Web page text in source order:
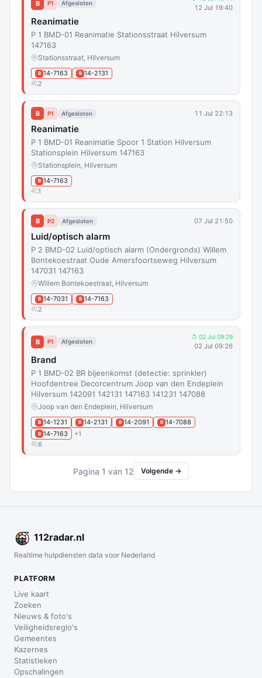
B P1 Afgesloten
12 Jul 19:40
Reanimatie
P 1 BMD-01 Reanimatie Stationsstraat Hilversum
147163
Stationsstraat, Hilversum
B 14-7163 B 14-2131
2
B P1 Afgesloten 11 Jul 22:13
Reanimatie
P 1 BMD-01 Reanimatie Spoor 1 Station Hilversum
Stationsplein Hilversum 147163
Stationsplein, Hilversum
B 14-7163
1
B P2 Afgesloten 07 Jul 21:50
Luid/optisch alarm
P 2 BMD-02 Luid/optisch alarm (Ondergronds) Willem
Bontekoestraat Oude Amersfoortseweg Hilversum
147031 147163
Willem Bontekoestraat, Hilversum
B 14-7031 B 14-7163
2
B P1 Afgesloten
↺ 02 Jul 09:29
02 Jul 09:26
Brand
P 1 BMD-02 BR bijeenkomst (detectie: sprinkler)
Hoofdentree Decorcentrum Joop van den Endeplein
Hilversum 142091 142131 147163 141231 147088
Joop van den Endeplein, Hilversum
B 14-1231 B 14-2131 B 14-2091 B 14-7088
B 14-7163
+1
6
Pagina 1 van 12 Volgende →
112radar.nl
Realtime hulpdiensten data voor Nederland
PLATFORM
Live kaart
Zoeken
Nieuws & foto's
Veiligheidsregio's
Gemeentes
Kazernes
Statistieken
Opschalingen